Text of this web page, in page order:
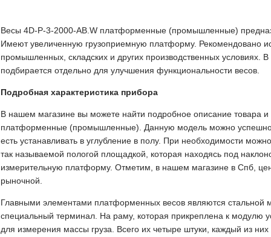
Весы 4D-P-3-2000-AB.W платформенные (промышленные)
Имеют увеличенную грузоприемную платформу. Рекомендовано
промышленных, складских и других производственных условиях.
подбирается отдельно для улучшения функциональности весов.
Подробная характеристика прибора
В нашем магазине вы можете найти подробное описание товара и
платформенные (промышленные). Данную модель можно успешно
есть устанавливать в углубление в полу. При необходимости
так называемой пологой площадкой, которая находясь под
измерительную платформу. Отметим, в нашем магазине в Спб,
рыночной.
Главными элементами платформенных весов являются стальной
специальный терминал. На раму, которая прикреплена к модулю
для измерения массы груза. Всего их четыре штуки, каждый из